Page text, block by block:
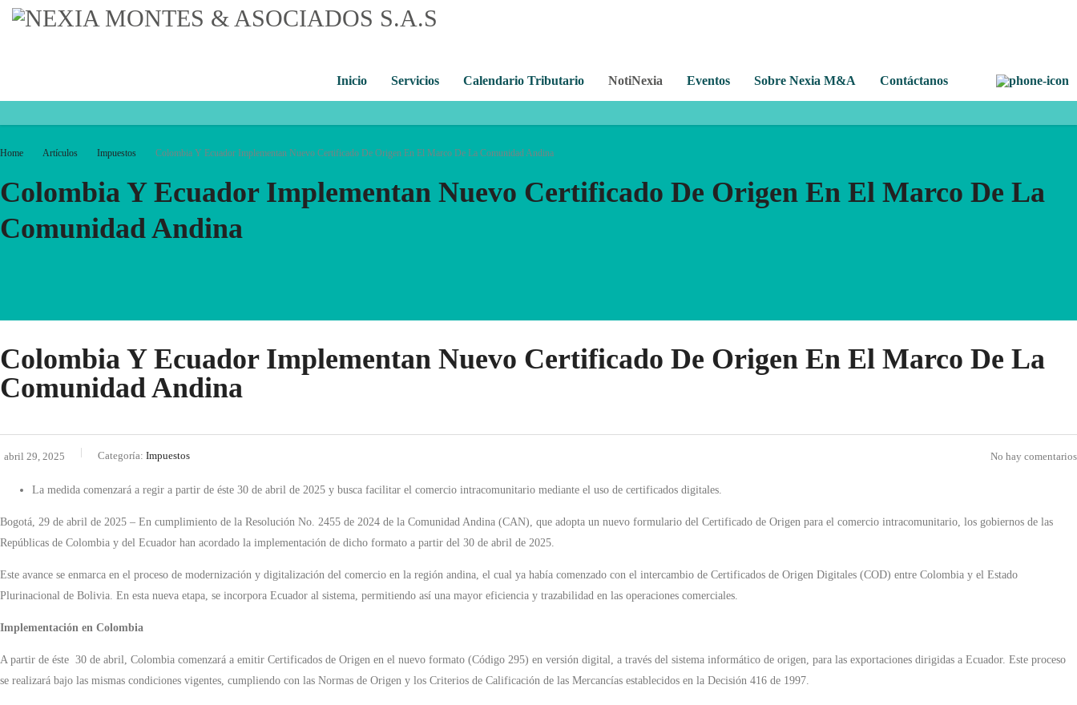
Inicio Servicios Calendario Tributario NotiNexia Eventos Sobre Nexia M&A Contáctanos
Home Artículos Impuestos Colombia Y Ecuador Implementan Nuevo Certificado De Origen En El Marco De La Comunidad Andina
Colombia Y Ecuador Implementan Nuevo Certificado De Origen En El Marco De La
Comunidad Andina
Colombia Y Ecuador Implementan Nuevo Certificado De Origen En El Marco De La
Comunidad Andina
abril 29, 2025 Categoría: Impuestos No hay comentarios
La medida comenzará a regir a partir de éste 30 de abril de 2025 y busca facilitar el comercio intracomunitario mediante el uso de certificados digitales.
Bogotá, 29 de abril de 2025 – En cumplimiento de la Resolución No. 2455 de 2024 de la Comunidad Andina (CAN), que adopta un nuevo formulario del Certificado de Origen para el comercio intracomunitario, los gobiernos de las
Repúblicas de Colombia y del Ecuador han acordado la implementación de dicho formato a partir del 30 de abril de 2025.
Este avance se enmarca en el proceso de modernización y digitalización del comercio en la región andina, el cual ya había comenzado con el intercambio de Certificados de Origen Digitales (COD) entre Colombia y el Estado
Plurinacional de Bolivia. En esta nueva etapa, se incorpora Ecuador al sistema, permitiendo así una mayor eficiencia y trazabilidad en las operaciones comerciales.
Implementación en Colombia
A partir de éste 30 de abril, Colombia comenzará a emitir Certificados de Origen en el nuevo formato (Código 295) en versión digital, a través del sistema informático de origen, para las exportaciones dirigidas a Ecuador. Este proceso
se realizará bajo las mismas condiciones vigentes, cumpliendo con las Normas de Origen y los Criterios de Calificación de las Mercancías establecidos en la Decisión 416 de 1997.